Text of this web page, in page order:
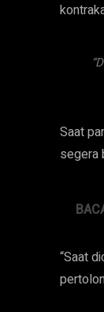
Saat
segera
“Saat